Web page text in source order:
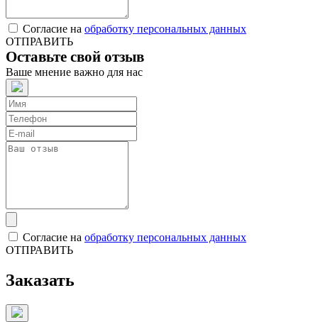
Согласие на обработку персональных данных
ОТПРАВИТЬ
Оставьте свой отзыв
Ваше мнение важно для нас
Согласие на обработку персональных данных
ОТПРАВИТЬ
Заказать